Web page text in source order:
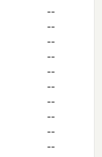
--
--
--
--
--
--
--
--
--
--